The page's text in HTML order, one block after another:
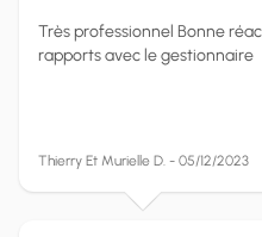
Très professionnel Bonne
rapports avec le gestionnaire
Thierry Et Murielle D. - 05/12/2023